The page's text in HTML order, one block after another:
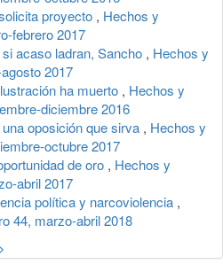
proyecto , Hechos y
febrero 2017
acaso ladran, Sancho , Hechos y
2017
ha muerto , Hechos y
diciembre 2016
oposición que sirva , Hechos y
octubre 2017
de oro , Hechos y
abril 2017
política y narcoviolencia ,
44, marzo-abril 2018